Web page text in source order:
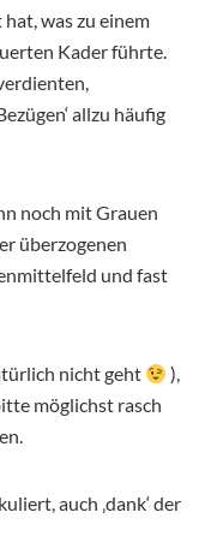
was zu einem
Kader führte.
allzu häufig
noch mit Grauen
überzogenen
und fast
nicht geht
),
möglichst rasch
auch ‚dank‘ der